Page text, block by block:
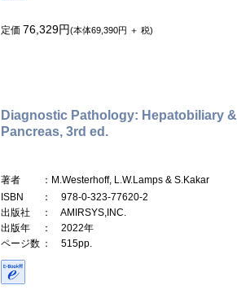
定価 76,329円(本体69,390円 ＋ 税)
Diagnostic Pathology: Hepatobiliary &
Pancreas, 3rd ed.
著者
：M.Westerhoff, L.W.Lamps & S.Kakar
ISBN
： 978-0-323-77620-2
出版社
： AMIRSYS,INC.
出版年
： 2022年
ページ数 ： 515pp.